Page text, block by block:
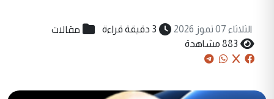
الثلاثاء 07 تموز 2026 3 دقيقة قراءة مقالات
883 مشاهدة